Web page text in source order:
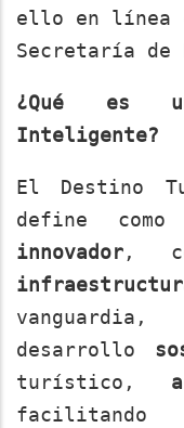
ello en línea
Secretaría de
¿Qué es
Inteligente?
El Destino
define
innovador,
desarrollo
turístico,